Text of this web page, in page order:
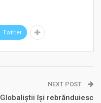
Twitter
NEXT POST
Globaliștii își rebrănduiesc